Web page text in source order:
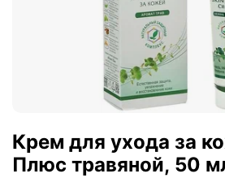
Крем для ухода за
Плюс травяной, 50